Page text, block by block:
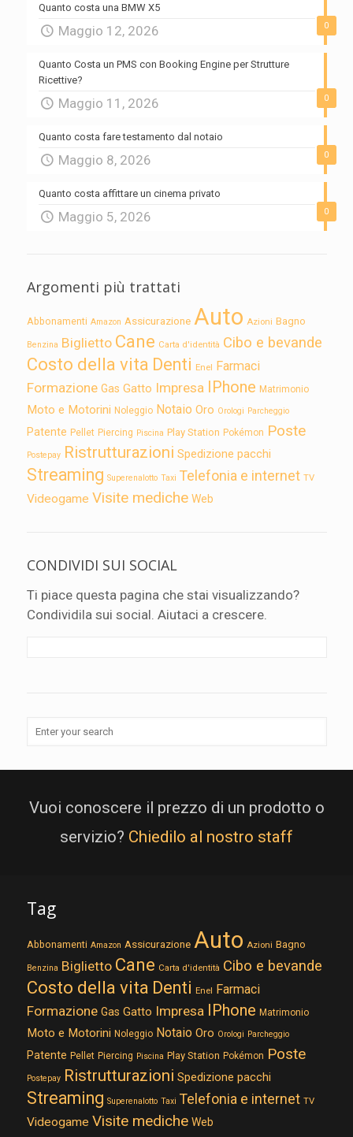
0
Quanto costa una BMW X5
Maggio 12, 2026
0
Quanto Costa un PMS con Booking Engine per Strutture
Ricettive?
Maggio 11, 2026
0
Quanto costa fare testamento dal notaio
Maggio 8, 2026
0
Quanto costa affittare un cinema privato
Maggio 5, 2026
Argomenti più trattati
Abbonamenti Amazon Assicurazione Auto Azioni Bagno
Benzina Biglietto Cane Carta d'identità Cibo e bevande
Costo della vita Denti Enel Farmaci
Formazione Gas Gatto Impresa IPhone Matrimonio
Moto e Motorini Noleggio Notaio Oro Orologi Parcheggio
Patente Pellet Piercing Piscina Play Station Pokémon Poste
Postepay Ristrutturazioni Spedizione pacchi
Streaming Superenalotto Taxi Telefonia e internet TV
Videogame Visite mediche Web
CONDIVIDI SUI SOCIAL
Ti piace questa pagina che stai visualizzando?
Condividila sui social. Aiutaci a crescere.
Vuoi conoscere il prezzo di un prodotto o
servizio? Chiedilo al nostro staff
Tag
Abbonamenti Amazon Assicurazione Auto Azioni Bagno
Benzina Biglietto Cane Carta d'identità Cibo e bevande
Costo della vita Denti Enel Farmaci
Formazione Gas Gatto Impresa IPhone Matrimonio
Moto e Motorini Noleggio Notaio Oro Orologi Parcheggio
Patente Pellet Piercing Piscina Play Station Pokémon Poste
Postepay Ristrutturazioni Spedizione pacchi
Streaming Superenalotto Taxi Telefonia e internet TV
Videogame Visite mediche Web